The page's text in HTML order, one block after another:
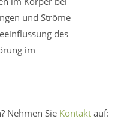
und Ströme
des
im
Nehmen Sie Kontakt auf: